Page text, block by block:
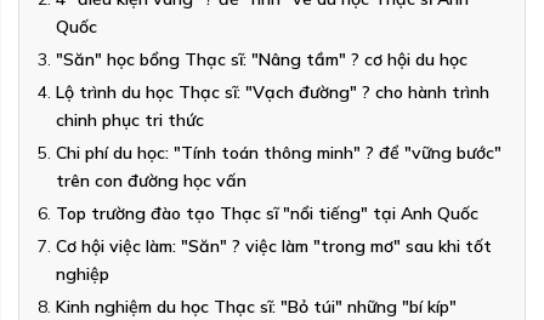
Quốc
"Săn" học bổng Thạc sĩ: "Nâng tầm" ? cơ hội du học
Lộ trình du học Thạc sĩ: "Vạch đường" ?️ cho hành trình
chinh phục tri thức
Chi phí du học: "Tính toán thông minh" ? để "vững bước"
trên con đường học vấn
Top trường đào tạo Thạc sĩ "nổi tiếng" tại Anh Quốc
Cơ hội việc làm: "Săn" ? việc làm "trong mơ" sau khi tốt
nghiệp
Kinh nghiệm du học Thạc sĩ: "Bỏ túi" những "bí kíp"